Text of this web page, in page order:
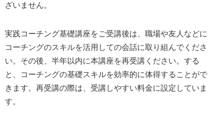
ざいません。
実践コーチング基礎講座をご受講後は、職場や友人などに
コーチングのスキルを活用しての会話に取り組んでくださ
い。その後、半年以内に本講座を再受講ください。する
と、コーチングの基礎スキルを効率的に体得することがで
きます。再受講の際は、受講しやすい料金に設定していま
す。